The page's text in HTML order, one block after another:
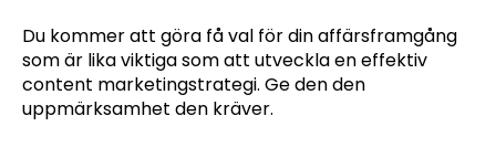
Du kommer att göra få val för din affärsframgång
som är lika viktiga som att utveckla en effektiv
content marketingstrategi. Ge den den
uppmärksamhet den kräver.